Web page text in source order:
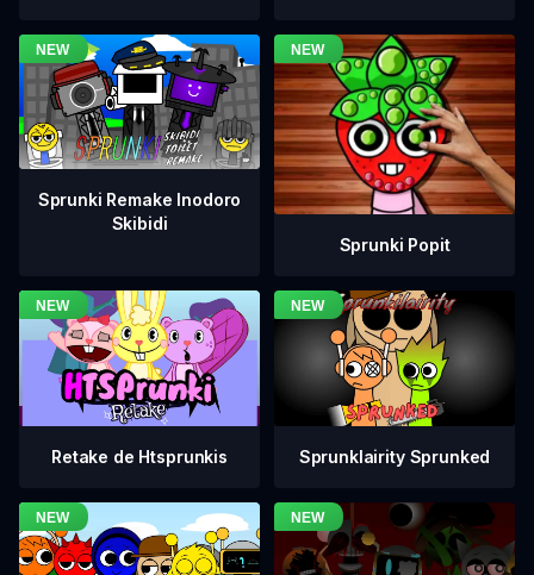
Sprunki Remake Inodoro
Skibidi
Sprunki Popit
Retake de Htsprunkis Sprunklairity Sprunked